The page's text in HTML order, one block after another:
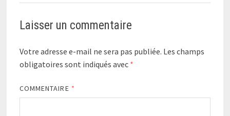
Laisser un commentaire
Votre adresse e-mail ne sera pas publiée. Les champs
obligatoires sont indiqués avec *
COMMENTAIRE *